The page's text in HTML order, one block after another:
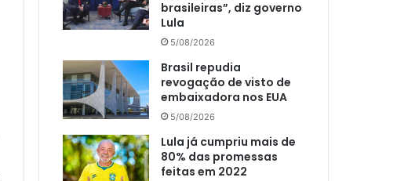
brasileiras”, diz governo
Lula
5/08/2026
Brasil repudia
revogação de visto de
embaixadora nos EUA
5/08/2026
Lula já cumpriu mais de
80% das promessas
feitas em 2022